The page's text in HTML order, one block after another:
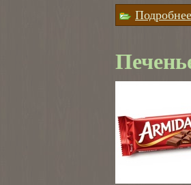
Подробнее